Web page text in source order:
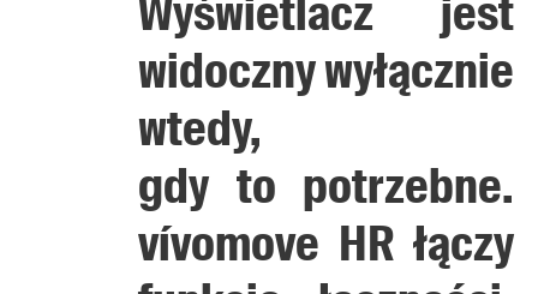
Wyświetlacz jest
widoczny wyłącznie
wtedy,
gdy to potrzebne.
vívomove HR łączy